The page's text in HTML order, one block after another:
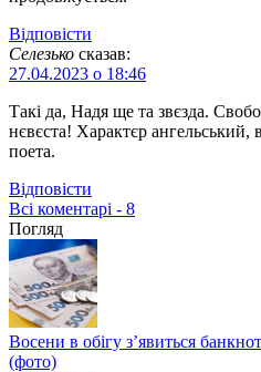
Відповіcти
Селезько сказав:
27.04.2023 о 18:46
Такі да, Надя ще та звєзда.
нєвєста! Характєр ангельський,
поета.
Відповіcти
Всі коментарі - 8
Погляд
Восени в обігу з’явиться
(фото)